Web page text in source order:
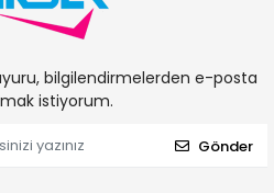
bilgilendirmelerden e-posta
istiyorum.
Gönder